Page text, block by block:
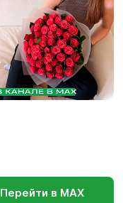
Перейти в МАХ